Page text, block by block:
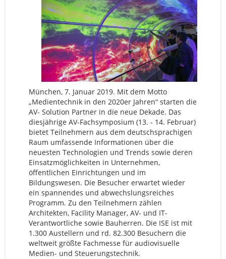
München, 7. Januar 2019. Mit dem Motto
„Medientechnik in den 2020er Jahren“ starten die
AV- Solution Partner in die neue Dekade. Das
diesjährige AV-Fachsymposium (13. - 14. Februar)
bietet Teilnehmern aus dem deutschsprachigen
Raum umfassende Informationen über die
neuesten Technologien und Trends sowie deren
Einsatzmöglichkeiten in Unternehmen,
öffentlichen Einrichtungen und im
Bildungswesen. Die Besucher erwartet wieder
ein spannendes und abwechslungsreiches
Programm. Zu den Teilnehmern zählen
Architekten, Facility Manager, AV- und IT-
Verantwortliche sowie Bauherren. Die ISE ist mit
1.300 Austellern und rd. 82.300 Besuchern die
weltweit größte Fachmesse für audiovisuelle
Medien- und Steuerungstechnik.